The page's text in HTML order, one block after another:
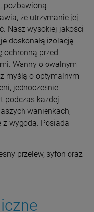
pozbawioną
że utrzymanie jej
Nasz wysokiej jakości
doskonałą izolację
ochronną przed
Wanny o owalnym
myślą o optymalnym
jednocześnie
podczas każdej
wanienkach,
wygodą. Posiada
przelew, syfon oraz